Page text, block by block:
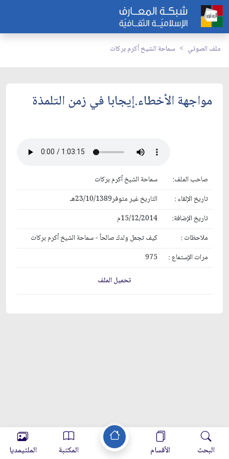
ملف الصوتي سماحة الشيخ أكرم بركات
مواجهة الأخطاء.إيجابا في زمن التلمذة
صاحب الملف:
سماحة الشيخ أكرم بركات
تاريخ الإلقاء :
التاريخ غير متوفر23/10/1389هـ
تاريخ الإضافة:
15/12/2014م
ملاحظات :
كيف تجعل ولدك صالحاً - سماحة الشيخ أكرم بركات
مرات الإستماع :
975
تحميل الملف
البحث الأقسام المكتبة الملتيمديا